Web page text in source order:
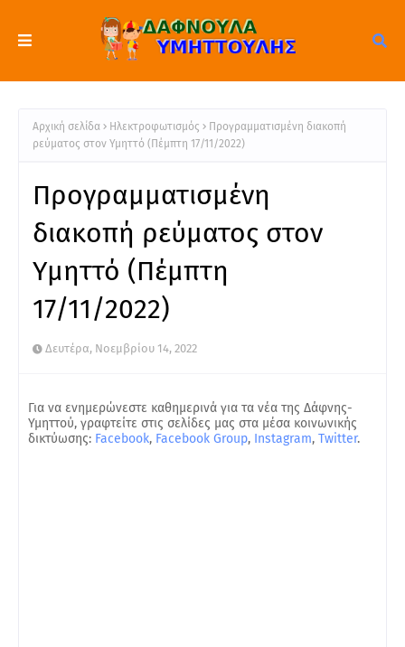
Αρχική σελίδα Ηλεκτροφωτισμός
Προγραμματισμένη διακοπή
ρεύματος στον Υμηττό (Πέμπτη 17/11/2022)
Προγραμματισμένη
διακοπή ρεύματος στον
Υμηττό (Πέμπτη
17/11/2022)
Δευτέρα, Νοεμβρίου 14, 2022
Για να ενημερώνεστε καθημερινά για τα νέα της Δάφνης-
Υμηττού, γραφτείτε στις σελίδες μας στα μέσα κοινωνικής
δικτύωσης: Facebook, Facebook Group, Instagram, Twitter.